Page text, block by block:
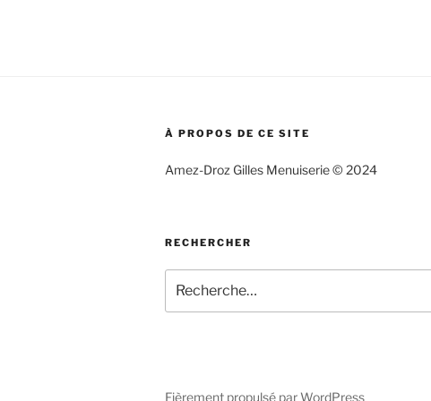
À PROPOS DE CE SITE
Amez-Droz Gilles Menuiserie © 2024
RECHERCHER
pour
:
Fièrement propulsé par WordPress